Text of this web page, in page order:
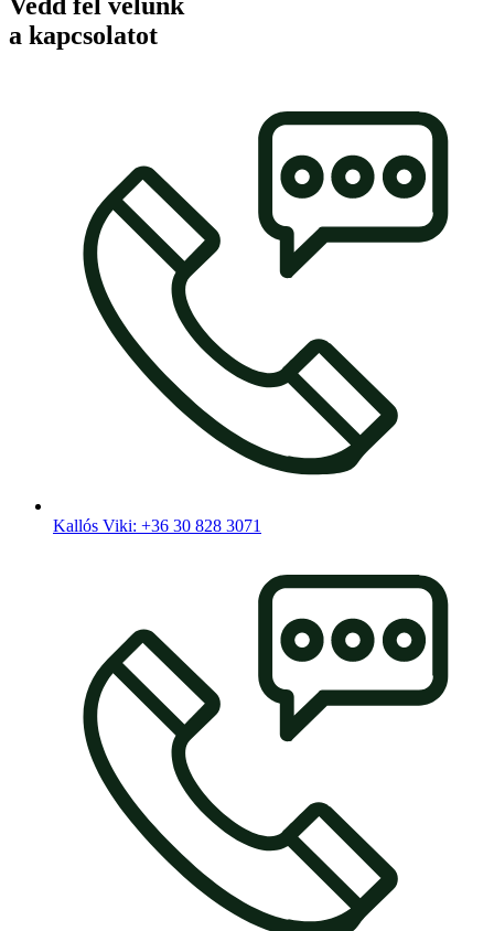
a kapcsolatot
Kallós Viki: +36 30 828 3071